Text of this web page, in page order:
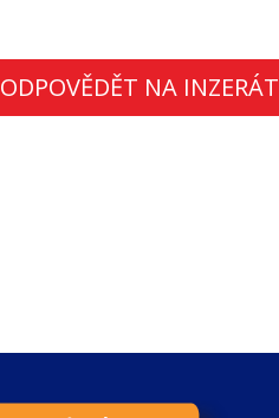
ODPOVĚDĚT NA INZERÁT